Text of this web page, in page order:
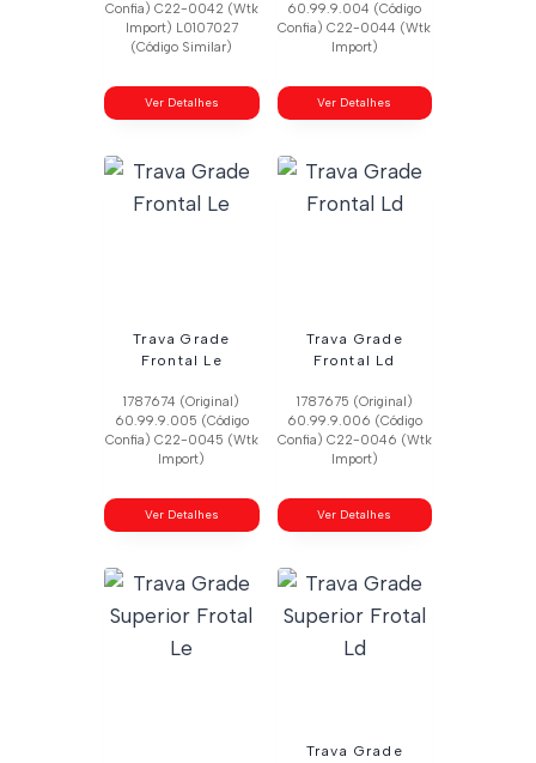
Confia) C22-0042 (Wtk
Import) L0107027
(Código Similar)
Ver Detalhes
60.99.9.004 (Código
Confia) C22-0044 (Wtk
Import)
Ver Detalhes
Trava Grade
Frontal Le
1787674 (Original)
60.99.9.005 (Código
Confia) C22-0045 (Wtk
Import)
Ver Detalhes
Trava Grade
Frontal Ld
1787675 (Original)
60.99.9.006 (Código
Confia) C22-0046 (Wtk
Import)
Ver Detalhes
Trava Grade